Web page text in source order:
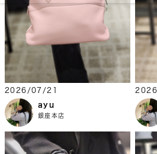
2026/07/21
ayu
銀座本店